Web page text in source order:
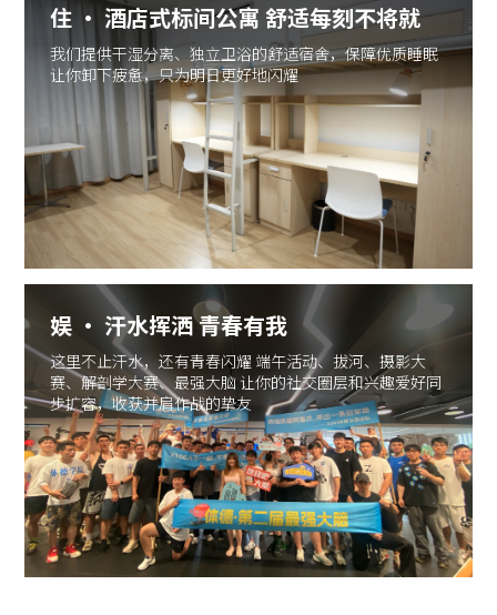
住 · 酒店式标间公寓 舒适每刻不将就
我们提供干湿分离、独立卫浴的舒适宿舍，保障优质睡眠
让你卸下疲惫，只为明日更好地闪耀
娱 · 汗水挥洒 青春有我
这里不止汗水，还有青春闪耀 端午活动、拔河、摄影大
赛、解剖学大赛、最强大脑 让你的社交圈层和兴趣爱好同
步扩容，收获并肩作战的挚友